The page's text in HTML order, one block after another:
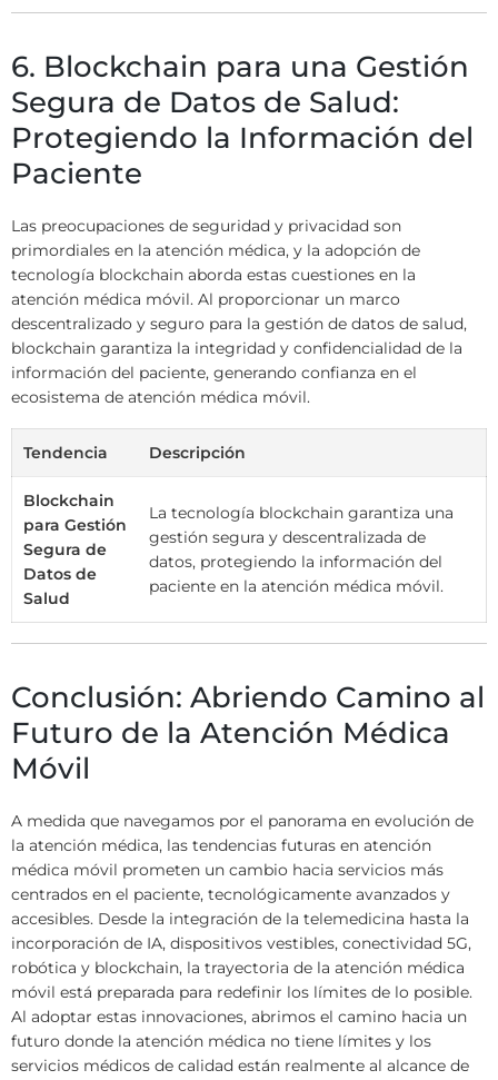
6. Blockchain para una Gestión
Segura de Datos de Salud:
Protegiendo la Información del
Paciente
Las preocupaciones de seguridad y privacidad son
primordiales en la atención médica, y la adopción de
tecnología blockchain aborda estas cuestiones en la
atención médica móvil. Al proporcionar un marco
descentralizado y seguro para la gestión de datos de salud,
blockchain garantiza la integridad y confidencialidad de la
información del paciente, generando confianza en el
ecosistema de atención médica móvil.
Tendencia Descripción
Blockchain
para Gestión
Segura de
Datos de
Salud
La tecnología blockchain garantiza una
gestión segura y descentralizada de
datos, protegiendo la información del
paciente en la atención médica móvil.
Conclusión: Abriendo Camino al
Futuro de la Atención Médica
Móvil
A medida que navegamos por el panorama en evolución de
la atención médica, las tendencias futuras en atención
médica móvil prometen un cambio hacia servicios más
centrados en el paciente, tecnológicamente avanzados y
accesibles. Desde la integración de la telemedicina hasta la
incorporación de IA, dispositivos vestibles, conectividad 5G,
robótica y blockchain, la trayectoria de la atención médica
móvil está preparada para redefinir los límites de lo posible.
Al adoptar estas innovaciones, abrimos el camino hacia un
futuro donde la atención médica no tiene límites y los
servicios médicos de calidad están realmente al alcance de